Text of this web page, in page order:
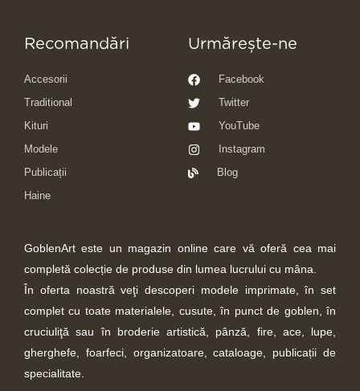
Recomandări
Accesorii
Traditional
Kituri
Modele
Publicații
Haine
Urmărește-ne
Facebook
Twitter
YouTube
Instagram
Blog
GoblenArt este un magazin online care vă oferă cea mai
completă colecție de produse din lumea lucrului cu mâna.
În oferta noastră veţi descoperi modele imprimate, în set
complet cu toate materialele, cusute, în punct de goblen, în
cruciuliţă sau în broderie artistică, pânză, fire, ace, lupe,
gherghefe, foarfeci, organizatoare, cataloage, publicații de
specialitate.